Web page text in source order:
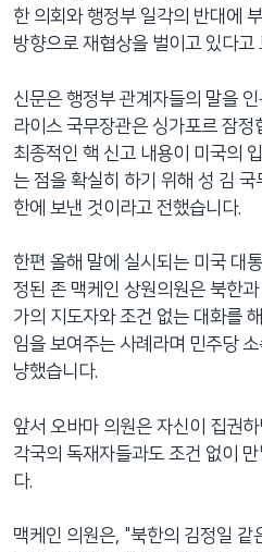
한 의회와 행정부 일각의 반대에
방향으로 재협상을 벌이고 있다고
신문은 행정부 관계자들의 말을
라이스 국무장관은 싱가포르 잠정
최종적인 핵 신고 내용이 미국의
는 점을 확실히 하기 위해 성 김
한에 보낸 것이라고 전했습니다.
한편 올해 말에 실시되는 미국 대
정된 존 맥케인 상원의원은 북한
가의 지도자와 조건 없는 대화를
임을 보여주는 사례라며 민주당
냥했습니다.
앞서 오바마 의원은 자신이 집권
각국의 독재자들과도 조건 없이
다.
맥케인 의원은, "북한의 김정일 같